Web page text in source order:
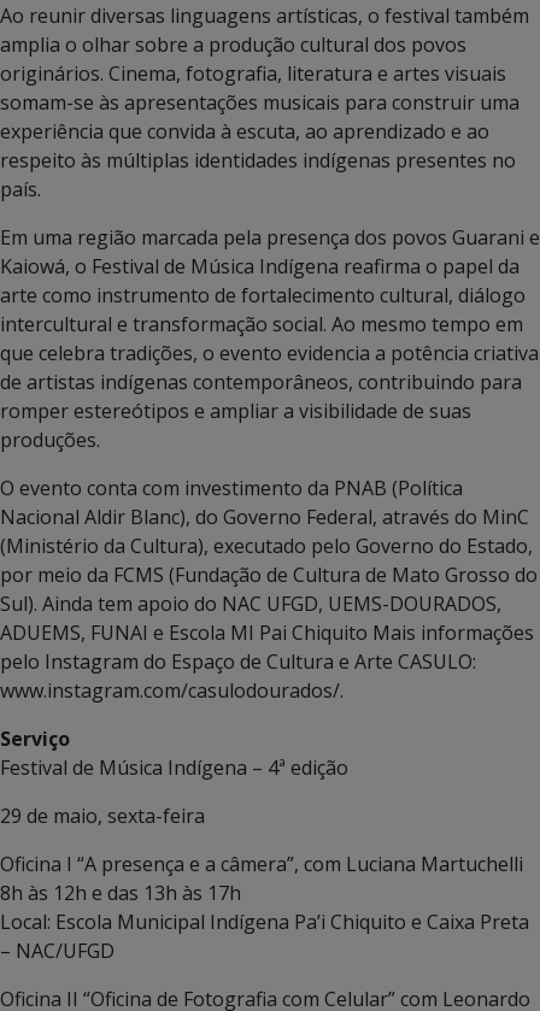
Ao reunir diversas linguagens artísticas, o festival também
amplia o olhar sobre a produção cultural dos povos
originários. Cinema, fotografia, literatura e artes visuais
somam-se às apresentações musicais para construir uma
experiência que convida à escuta, ao aprendizado e ao
respeito às múltiplas identidades indígenas presentes no
país.
Em uma região marcada pela presença dos povos Guarani e
Kaiowá, o Festival de Música Indígena reafirma o papel da
arte como instrumento de fortalecimento cultural, diálogo
intercultural e transformação social. Ao mesmo tempo em
que celebra tradições, o evento evidencia a potência criativa
de artistas indígenas contemporâneos, contribuindo para
romper estereótipos e ampliar a visibilidade de suas
produções.
O evento conta com investimento da PNAB (Política
Nacional Aldir Blanc), do Governo Federal, através do MinC
(Ministério da Cultura), executado pelo Governo do Estado,
por meio da FCMS (Fundação de Cultura de Mato Grosso do
Sul). Ainda tem apoio do NAC UFGD, UEMS-DOURADOS,
ADUEMS, FUNAI e Escola MI Pai Chiquito Mais informações
pelo Instagram do Espaço de Cultura e Arte CASULO:
www.instagram.com/casulodourados/.
Serviço
Festival de Música Indígena – 4ª edição
29 de maio, sexta-feira
Oficina I “A presença e a câmera”, com Luciana Martuchelli
8h às 12h e das 13h às 17h
Local: Escola Municipal Indígena Pa’i Chiquito e Caixa Preta
– NAC/UFGD
Oficina II “Oficina de Fotografia com Celular” com Leonardo